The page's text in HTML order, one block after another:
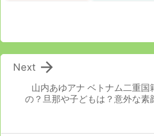
山内あゆアナ ベトナム二重国
の？旦那や子どもは？意外な素

Next